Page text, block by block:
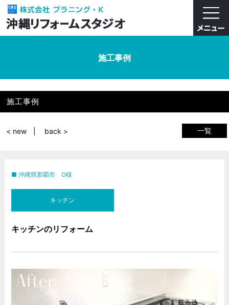
施工事例
施工事例
一覧
< new back >
沖縄県那覇市 O様
キッチン
キッチンのリフォーム